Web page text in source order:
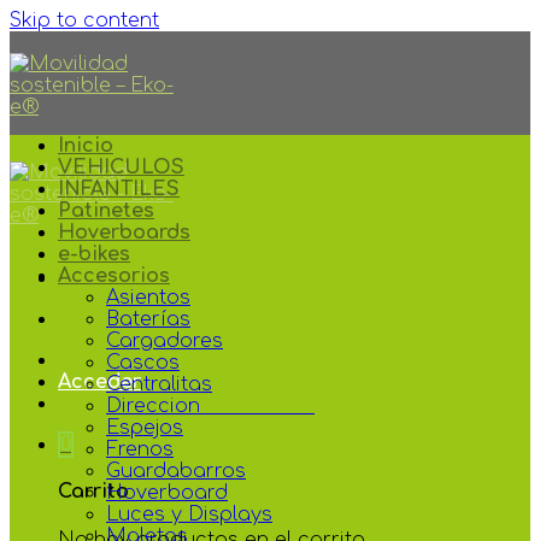
Skip to content
Acceder
0
Carrito
Inicio
VEHICULOS
INFANTILES
Patinetes
Hoverboards
e-bikes
Accesorios
Asientos
Baterías
Cargadores
Cascos
Centralitas
Direccion
Espejos
Frenos
Guardabarros
Hoverboard
Luces y Displays
Maletas